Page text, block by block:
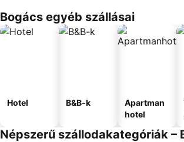
Bogács egyéb szállásai
Hotel B&B-k
Apartman
hotel
Népszerű szállodakategóriák –